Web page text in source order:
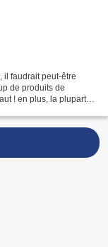
il faudrait peut-être
de produits de
! en plus, la plupart